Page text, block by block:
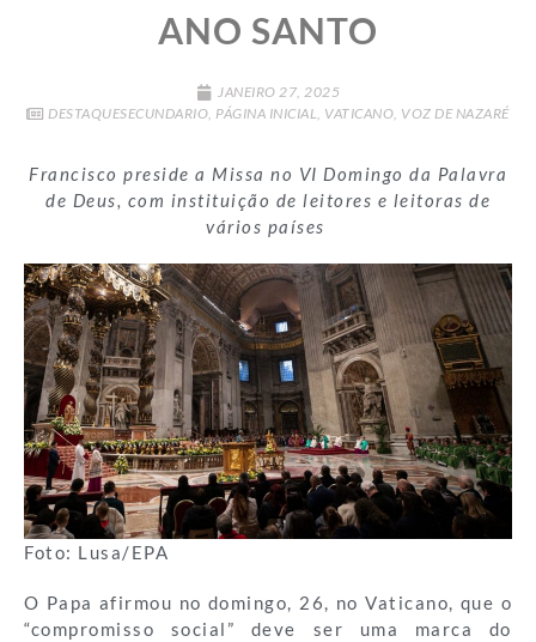
ANO SANTO
JANEIRO 27, 2025
DESTAQUESECUNDARIO, PÁGINA INICIAL, VATICANO, VOZ DE NAZARÉ
Francisco preside a Missa no VI Domingo da Palavra
de Deus, com instituição de leitores e leitoras de
vários países
Foto: Lusa/EPA
O Papa afirmou no domingo, 26, no Vaticano, que o
“compromisso social” deve ser uma marca do